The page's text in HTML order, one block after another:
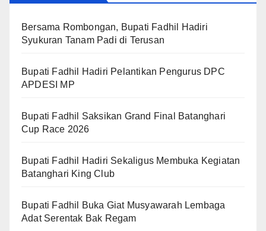
Bersama Rombongan, Bupati Fadhil Hadiri
Syukuran Tanam Padi di Terusan
Bupati Fadhil Hadiri Pelantikan Pengurus DPC
APDESI MP
Bupati Fadhil Saksikan Grand Final Batanghari
Cup Race 2026
Bupati Fadhil Hadiri Sekaligus Membuka Kegiatan
Batanghari King Club
Bupati Fadhil Buka Giat Musyawarah Lembaga
Adat Serentak Bak Regam